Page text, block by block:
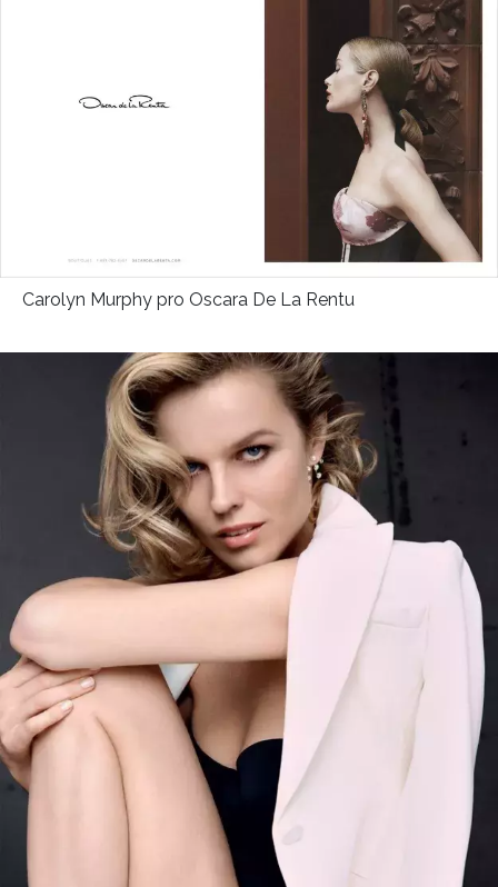
Carolyn Murphy pro Oscara De La Rentu